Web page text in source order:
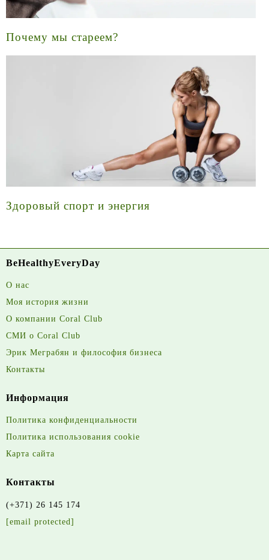
Почему мы стареем?
Здоровый спорт и энергия
BeHealthyEveryDay
О нас
Моя история жизни
О компании Coral Club
СМИ о Coral Club
Эрик Меграбян и философия бизнеса
Контакты
Информация
Политика конфиденциальности
Политика использования cookie
Карта сайта
Контакты
(+371) 26 145 174
[email protected]